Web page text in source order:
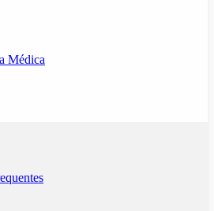
Médica